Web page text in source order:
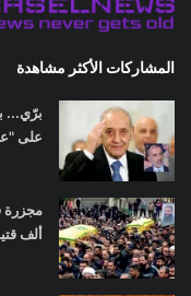
المشاركات الأكثر مشاهدة
برّي...
على
ألف